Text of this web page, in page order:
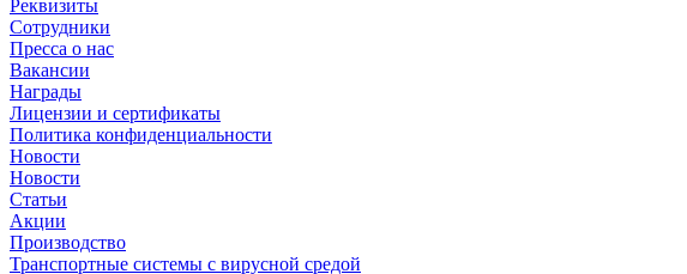
Реквизиты
Сотрудники
Пресса о нас
Вакансии
Награды
Лицензии и сертификаты
Политика конфиденциальности
Новости
Новости
Статьи
Акции
Производство
Транспортные системы с вирусной средой